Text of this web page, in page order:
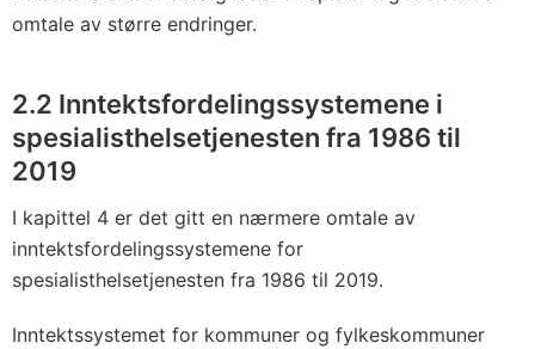
omtale av større endringer.
2.2 Inntektsfordelingssystemene i
spesialisthelsetjenesten fra 1986 til
2019
I kapittel 4 er det gitt en nærmere omtale av
inntektsfordelingssystemene for
spesialisthelsetjenesten fra 1986 til 2019.
Inntektssystemet for kommuner og fylkeskommuner